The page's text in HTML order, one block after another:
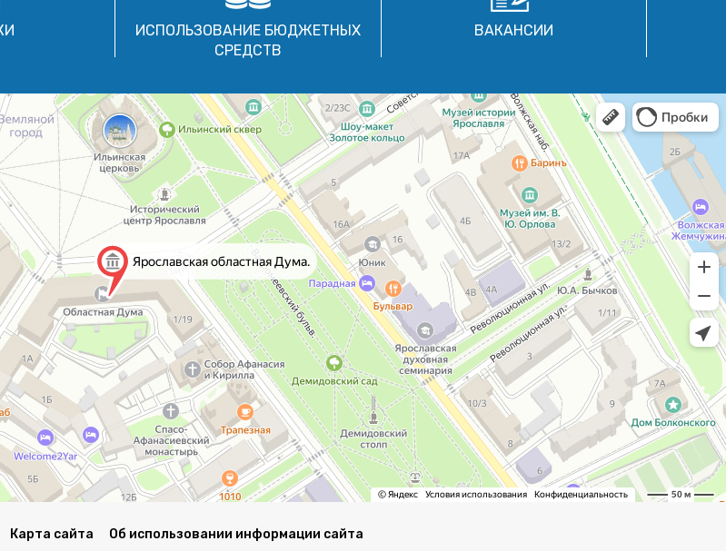
ИСПОЛЬЗОВАНИЕ БЮДЖЕТНЫХ
СРЕДСТВ
ВАКАНСИИ
Карта сайта Об использовании информации сайта